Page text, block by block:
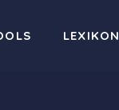
LEXIKON